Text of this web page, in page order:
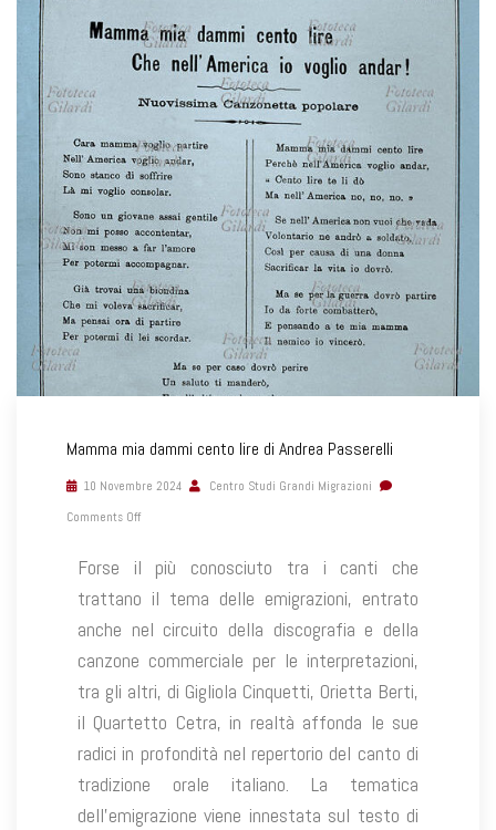
Mamma mia dammi cento lire di Andrea Passerelli
10 Novembre 2024
Centro Studi Grandi Migrazioni
Comments Off
Forse il più conosciuto tra i canti che
trattano il tema delle emigrazioni, entrato
anche nel circuito della discografia e della
canzone commerciale per le interpretazioni,
tra gli altri, di Gigliola Cinquetti, Orietta Berti,
il Quartetto Cetra, in realtà affonda le sue
radici in profondità nel repertorio del canto di
tradizione orale italiano. La tematica
dell’emigrazione viene innestata sul testo di